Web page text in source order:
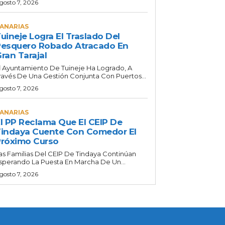
7, 2026
Logra El Traslado Del
Robado Atracado En
Tarajal
Ayuntamiento De Tuineje Ha Logrado, A
De Una Gestión Conjunta Con Puertos...
7, 2026
PP Reclama Que El CEIP De
Cuente Con Comedor El
Curso
Familias Del CEIP De Tindaya Continúan
La Puesta En Marcha De Un...
7, 2026